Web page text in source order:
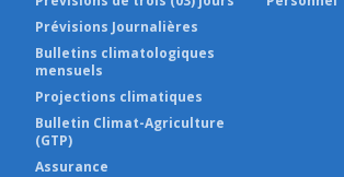
Prévisions Journalières
Bulletins climatologiques
mensuels
Projections climatiques
Bulletin Climat-Agriculture
(GTP)
Assurance